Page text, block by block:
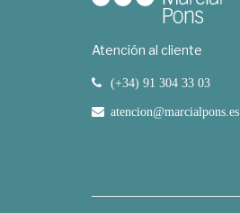
Atención al cliente
(+34) 91 304 33 03
atencion@marcialpons.es